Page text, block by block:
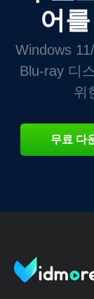
어
Windows
Blu-ray 디
위
무료 다